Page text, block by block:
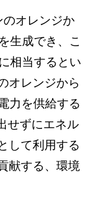
オレンジか
生成でき、こ
相当するとい
オレンジから
力を供給する
せずにエネル
して利用する
献する、環境